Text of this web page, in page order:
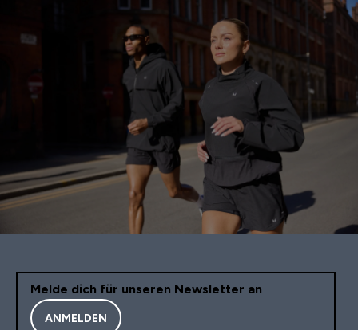
Melde dich für unseren Newsletter an
ANMELDEN